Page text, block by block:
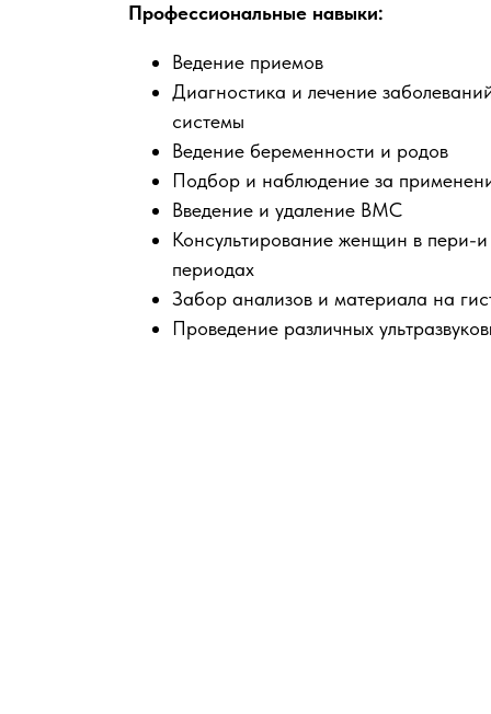
Профессиональные навыки:
Ведение приемов
Диагностика и лечение
системы
Ведение беременности и родов
Подбор и наблюдение за
Введение и удаление ВМС
Консультирование женщин в пери-
периодах
Забор анализов и материала на
Проведение различных